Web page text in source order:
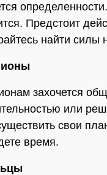
Предстоит
найти
захочется
или
свои
время.